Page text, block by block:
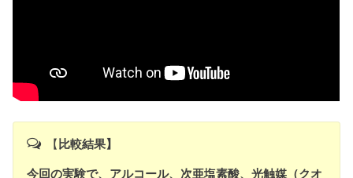
【 比較結果】
今回の実験で、アルコール、次亜塩素酸、光触媒（クオ